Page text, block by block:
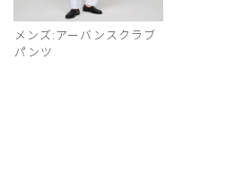
メンズ:アーバンスクラブ
パンツ